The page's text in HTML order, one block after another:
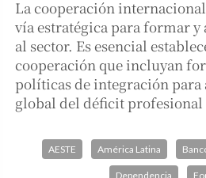
La cooperación
vía estratégica para formar
al sector. Es esencial
cooperación que incluyan
políticas de integración
global del déficit profesional
AESTE América Latina
Dependencia